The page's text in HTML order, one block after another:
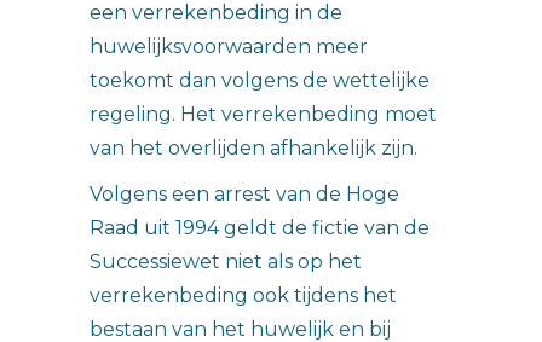
een verrekenbeding in de
huwelijksvoorwaarden meer
toekomt dan volgens de wettelijke
regeling. Het verrekenbeding moet
van het overlijden afhankelijk zijn.
Volgens een arrest van de Hoge
Raad uit 1994 geldt de fictie van de
Successiewet niet als op het
verrekenbeding ook tijdens het
bestaan van het huwelijk en bij